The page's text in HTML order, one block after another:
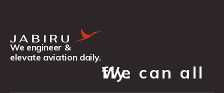
We engineer &
elevate aviation daily.
We can all fly.